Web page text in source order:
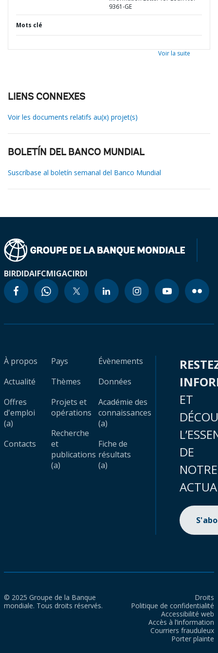
9361-GE
Mots clé
Voir la suite
LIENS CONNEXES
Voir les documents relatifs au(x) projet(s)
BOLETÍN DEL BANCO MUNDIAL
Suscríbase al boletín semanal del Banco Mundial
BIRDIDAIFCMIGACIRDI
À propos
Actualité
Offres
d'emploi
(a)
Contacts
Pays
Thèmes
Projets et
opérations
Recherche
et
publications
(a)
Évènements
Données
Académie des
connaissances
(a)
Fiche de
résultats
(a)
ET
DE
NOTRE
© 2025 Groupe de la Banque
mondiale. Tous droits réservés.
Droits
Politique de confidentialité
Accessibilité web
Accès à l’information
Courriers frauduleux
Porter plainte